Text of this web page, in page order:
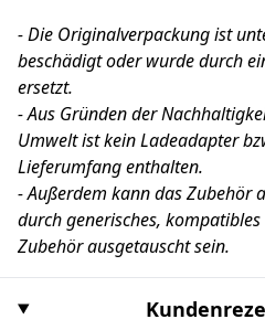
- Die Originalverpackung ist
beschädigt oder wurde durch
ersetzt.
- Aus Gründen der
Umwelt ist kein Ladeadapter
Lieferumfang enthalten.
- Außerdem kann das Zubehör
durch generisches,
Zubehör ausgetauscht sein.